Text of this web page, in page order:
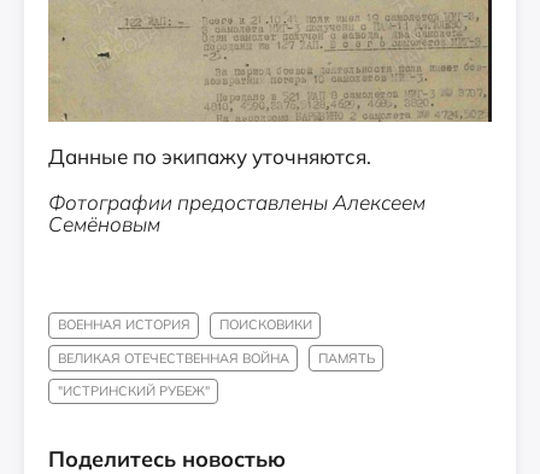
Данные по экипажу уточняются.
Фотографии предоставлены Алексеем
Семёновым
ВОЕННАЯ ИСТОРИЯ
ПОИСКОВИКИ
ВЕЛИКАЯ ОТЕЧЕСТВЕННАЯ ВОЙНА
ПАМЯТЬ
"ИСТРИНСКИЙ РУБЕЖ"
Поделитесь новостью